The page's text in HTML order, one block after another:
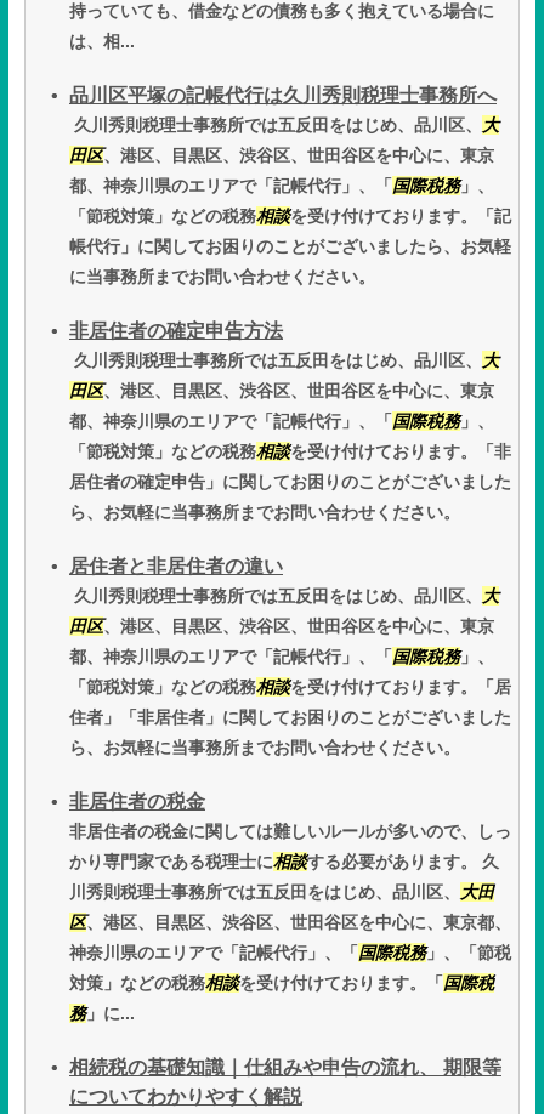
持っていても、借金などの債務も多く抱えている場合に
は、相...
品川区平塚の記帳代行は久川秀則税理士事務所へ
久川秀則税理士事務所では五反田をはじめ、品川区、 大
田区、港区、目黒区、渋谷区、世田谷区を中心に、東京
都、神奈川県のエリアで「記帳代行」、「 国際税務」、
「節税対策」などの税務相談を受け付けております。「記
帳代行」に関してお困りのことがございましたら、お気軽
に当事務所までお問い合わせください。
非居住者の確定申告方法
久川秀則税理士事務所では五反田をはじめ、品川区、 大
田区、港区、目黒区、渋谷区、世田谷区を中心に、東京
都、神奈川県のエリアで「記帳代行」、「 国際税務」、
「節税対策」などの税務相談を受け付けております。「非
居住者の確定申告」に関してお困りのことがございました
ら、お気軽に当事務所までお問い合わせください。
居住者と非居住者の違い
久川秀則税理士事務所では五反田をはじめ、品川区、 大
田区、港区、目黒区、渋谷区、世田谷区を中心に、東京
都、神奈川県のエリアで「記帳代行」、「 国際税務」、
「節税対策」などの税務相談を受け付けております。「居
住者」「非居住者」に関してお困りのことがございました
ら、お気軽に当事務所までお問い合わせください。
非居住者の税金
非居住者の税金に関しては難しいルールが多いので、しっ
かり専門家である税理士に相談する必要があります。 久
川秀則税理士事務所では五反田をはじめ、品川区、 大田
区、港区、目黒区、渋谷区、世田谷区を中心に、東京都、
神奈川県のエリアで「記帳代行」、「 国際税務」、「節税
対策」などの税務相談を受け付けております。「 国際税
務」に...
相続税の基礎知識｜仕組みや申告の流れ、 期限等
についてわかりやすく解説